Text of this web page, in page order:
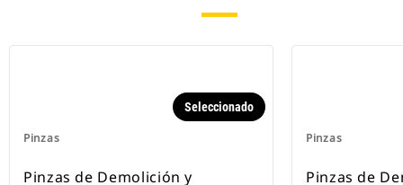
Pinzas
Seleccionado
Pinzas de Demolición y
Pinzas
Pinzas de